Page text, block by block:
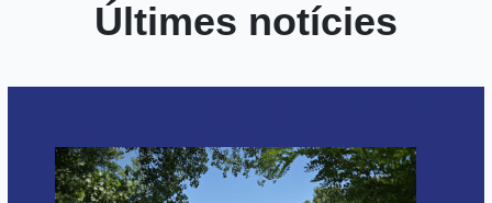
Últimes notícies